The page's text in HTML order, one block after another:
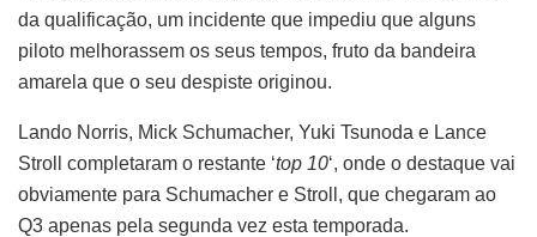
da qualificação, um incidente que impediu que alguns
piloto melhorassem os seus tempos, fruto da bandeira
amarela que o seu despiste originou.
Lando Norris, Mick Schumacher, Yuki Tsunoda e Lance
Stroll completaram o restante ‘top 10‘, onde o destaque vai
obviamente para Schumacher e Stroll, que chegaram ao
Q3 apenas pela segunda vez esta temporada.